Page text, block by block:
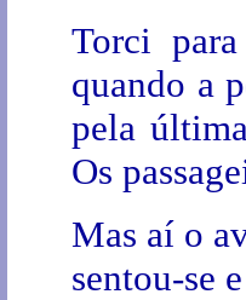
Torci
quando a
pela
Os
Mas aí o
sentou-se